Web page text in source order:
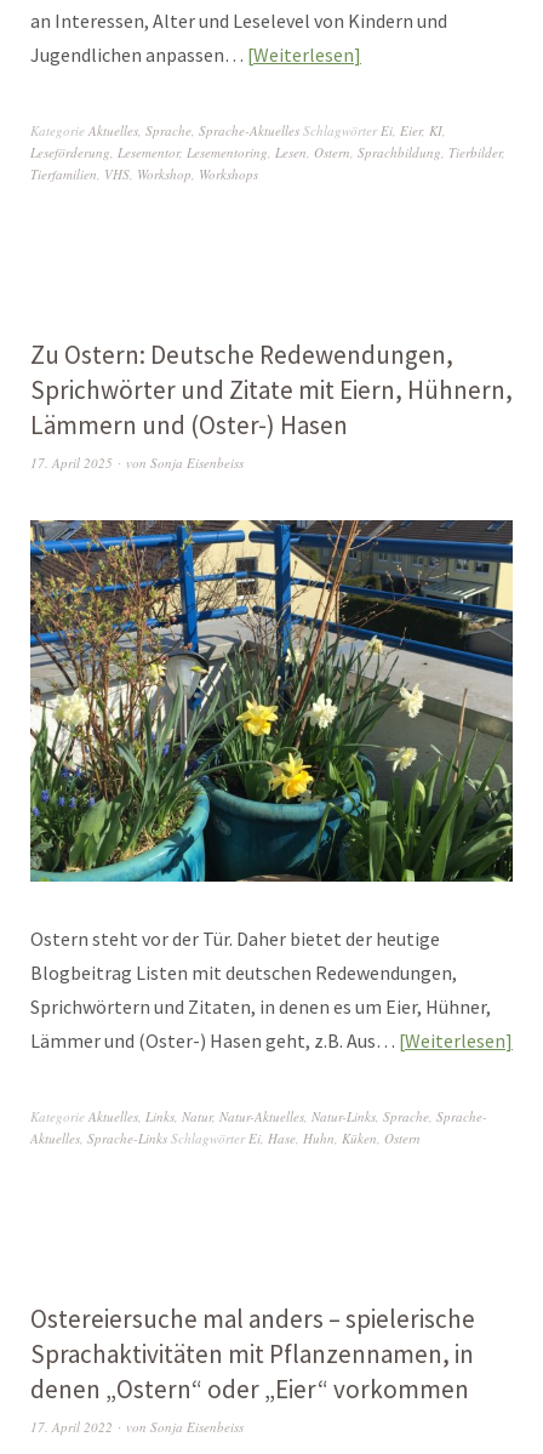
an Interessen, Alter und Leselevel von Kindern und
Jugendlichen anpassen… Weiterlesen
Kategorie Aktuelles Sprache Sprache-Aktuelles Schlagwörter Ei Eier, KI
Leseförderung Lesementor, Lesementoring Lesen Ostern Sprachbildung Tierbilder,
Tierfamilien VHS Workshop Workshops
Zu Ostern: Deutsche Redewendungen,
Sprichwörter und Zitate mit Eiern, Hühnern,
Lämmern und (Oster-) Hasen
17. April 2025 von Sonja Eisenbeiss
Ostern steht vor der Tür. Daher bietet der heutige
Blogbeitrag Listen mit deutschen Redewendungen,
Sprichwörtern und Zitaten, in denen es um Eier, Hühner,
Lämmer und (Oster-) Hasen geht, z.B. Aus… Weiterlesen
Kategorie Aktuelles, Links, Natur, Natur-Aktuelles, Natur-Links, Sprache, Sprache-
Aktuelles, Sprache-Links SchlagwörterEi, Hase, Huhn, Küken, Ostern
Ostereiersuche mal anders – spielerische
Sprachaktivitäten mit Pflanzennamen, in
denen „Ostern“ oder „Eier“ vorkommen
17. April 2022 von Sonja Eisenbeiss